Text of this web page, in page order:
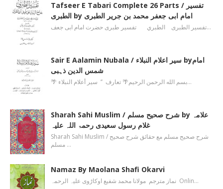
Tafseer E Tabari Complete 26 Parts / تفسیر
الطبری by امام ابی جعفر محمد بن جریر الطبری
تفسیر الطبری الطبري تفسیر طبری حضرت امام ابی جعف…
Sair E Aalamin Nubala / سیر اعلام النبلاء byامام
شمس الدین ذہبی
🌴 بسم الله الرحمن الرحیم🌴 تعارف ’’ سیر أعلام النبلاء…
Sharah Sahi Muslim / شرح صحیح مسلم by علامہ
غلام رسول سعیدی رحمۃ اللہ علیہ
Sharah Sahi Muslim / شرح صحیح مسلم مع حقائق شرح صحیح
مسلم …
Namaz By Maolana Shafi Okarvi
نماز مترجم مولانا محمد شفیع اوکاڑوی علیہ الرحمہ Onlin…